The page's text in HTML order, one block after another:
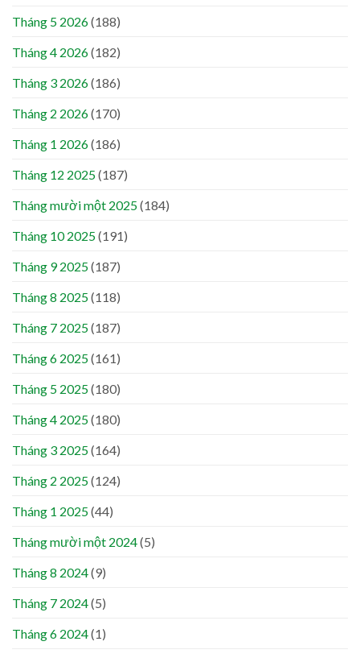
Tháng 5 2026(188)
Tháng 4 2026(182)
Tháng 3 2026(186)
Tháng 2 2026(170)
Tháng 1 2026(186)
Tháng 12 2025(187)
Tháng mười một 2025(184)
Tháng 10 2025(191)
Tháng 9 2025(187)
Tháng 8 2025(118)
Tháng 7 2025(187)
Tháng 6 2025(161)
Tháng 5 2025(180)
Tháng 4 2025(180)
Tháng 3 2025(164)
Tháng 2 2025(124)
Tháng 1 2025(44)
Tháng mười một 2024(5)
Tháng 8 2024(9)
Tháng 7 2024(5)
Tháng 6 2024(1)